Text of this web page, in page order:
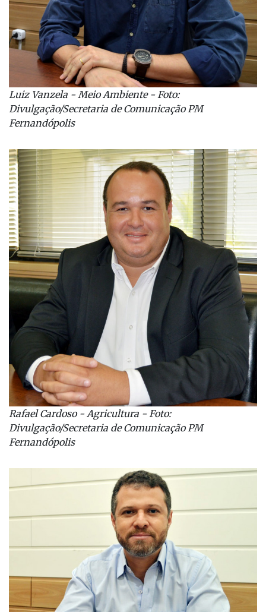
Luiz Vanzela - Meio Ambiente - Foto:
Divulgação/Secretaria de Comunicação PM
Fernandópolis
Rafael Cardoso - Agricultura - Foto:
Divulgação/Secretaria de Comunicação PM
Fernandópolis